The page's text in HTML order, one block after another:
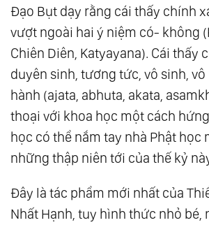
Đạo Bụt dạy rằng cái thấy chính
vượt ngoài hai ý niệm có- không
Chiên Diên, Katyayana). Cái thấy
duyên sinh, tương tức, vô sinh, vô
hành (ajata, abhuta, akata,
thoại với khoa học một cách
học có thể nắm tay nhà Phật học
những thập niên tới của thế kỷ
Đây là tác phẩm mới nhất của
Nhất Hạnh, tuy hình thức nhỏ bé,